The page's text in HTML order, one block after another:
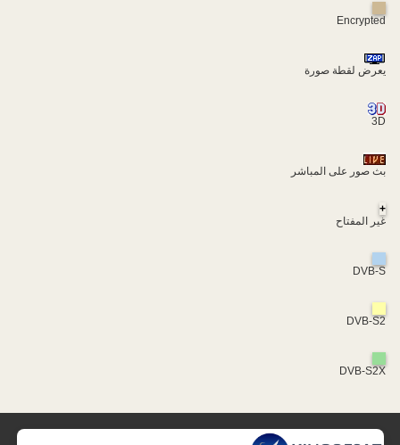
Encrypted
يعرض لقطة صورة
3D
بث صور على المباشر
+
غير المفتاح
DVB-S
DVB-S2
DVB-S2X